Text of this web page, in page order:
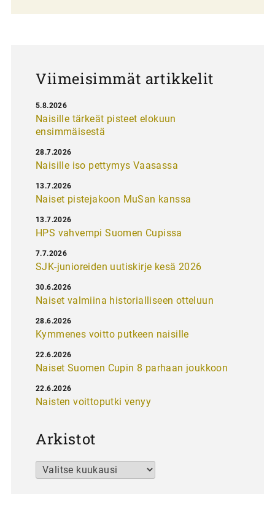
Viimeisimmät artikkelit
Naisille tärkeät pisteet elokuun
ensimmäisestä
5.8.2026
Naisille iso pettymys Vaasassa
28.7.2026
Naiset pistejakoon MuSan kanssa
13.7.2026
HPS vahvempi Suomen Cupissa
13.7.2026
SJK-junioreiden uutiskirje kesä 2026
7.7.2026
Naiset valmiina historialliseen otteluun
30.6.2026
Kymmenes voitto putkeen naisille
28.6.2026
Naiset Suomen Cupin 8 parhaan joukkoon
22.6.2026
Naisten voittoputki venyy
22.6.2026
Arkistot
Arkistot